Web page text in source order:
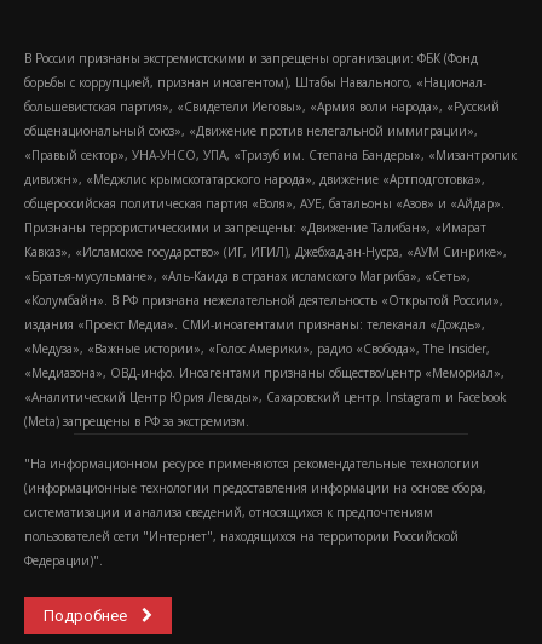
В России признаны экстремистскими и запрещены организации: ФБК (Фонд
борьбы с коррупцией, признан иноагентом), Штабы Навального, «Национал-
большевистская партия», «Свидетели Иеговы», «Армия воли народа», «Русский
общенациональный союз», «Движение против нелегальной иммиграции»,
«Правый сектор», УНА-УНСО, УПА, «Тризуб им. Степана Бандеры», «Мизантропик
дивижн», «Меджлис крымскотатарского народа», движение «Артподготовка»,
общероссийская политическая партия «Воля», АУЕ, батальоны «Азов» и «Айдар».
Признаны террористическими и запрещены: «Движение Талибан», «Имарат
Кавказ», «Исламское государство» (ИГ, ИГИЛ), Джебхад-ан-Нусра, «АУМ Синрике»,
«Братья-мусульмане», «Аль-Каида в странах исламского Магриба», «Сеть»,
«Колумбайн». В РФ признана нежелательной деятельность «Открытой России»,
издания «Проект Медиа». СМИ-иноагентами признаны: телеканал «Дождь»,
«Медуза», «Важные истории», «Голос Америки», радио «Свобода», The Insider,
«Медиазона», ОВД-инфо. Иноагентами признаны общество/центр «Мемориал»,
«Аналитический Центр Юрия Левады», Сахаровский центр. Instagram и Facebook
(Metа) запрещены в РФ за экстремизм.
"На информационном ресурсе применяются рекомендательные технологии
(информационные технологии предоставления информации на основе сбора,
систематизации и анализа сведений, относящихся к предпочтениям
пользователей сети "Интернет", находящихся на территории Российской
Федерации)".
Подробнее